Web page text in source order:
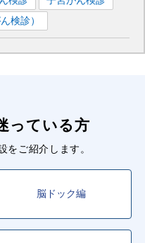
検診）
っている方
をご紹介します。
脳ドック編